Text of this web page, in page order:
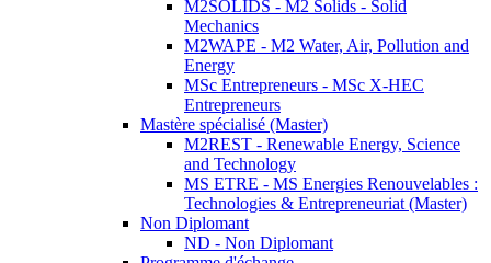
M2SOLIDS - M2 Solids - Solid
Mechanics
M2WAPE - M2 Water, Air, Pollution and
Energy
MSc Entrepreneurs - MSc X-HEC
Entrepreneurs
Mastère spécialisé (Master)
M2REST - Renewable Energy, Science
and Technology
MS ETRE - MS Energies Renouvelables :
Technologies & Entrepreneuriat (Master)
Non Diplomant
ND - Non Diplomant